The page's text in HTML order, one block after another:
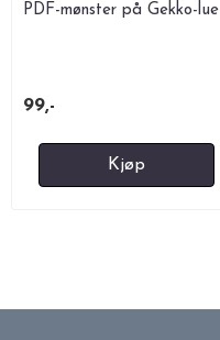
PDF-mønster på Gekko-lue
99,-
Kjøp